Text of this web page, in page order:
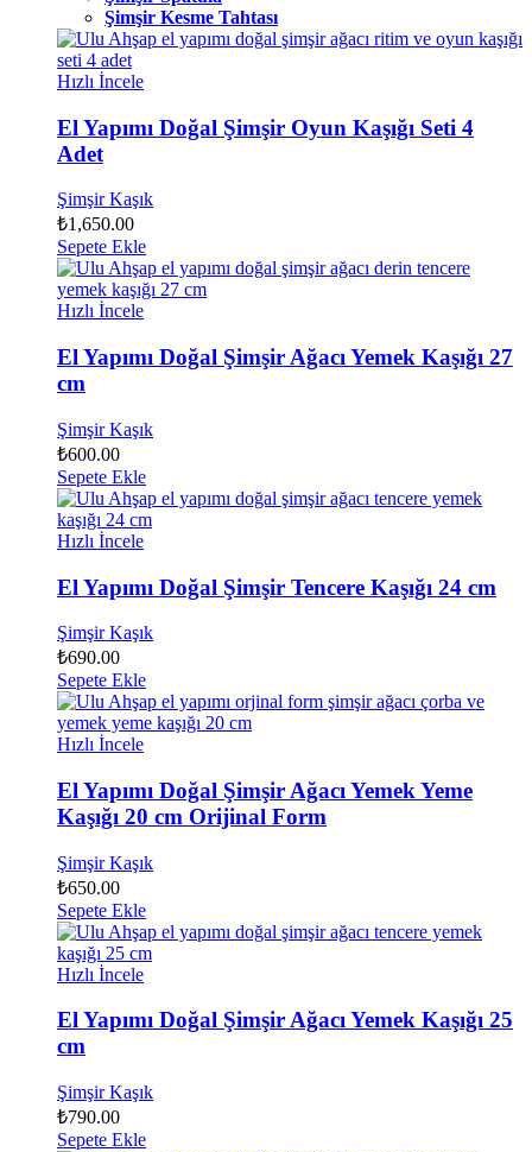
Şimşir Kesme Tahtası
Hızlı İncele
El Yapımı Doğal Şimşir Oyun Kaşığı Seti 4
Adet
Şimşir Kaşık
₺1,650.00
Sepete Ekle
Hızlı İncele
El Yapımı Doğal Şimşir Ağacı Yemek Kaşığı 27
cm
Şimşir Kaşık
₺600.00
Sepete Ekle
Hızlı İncele
El Yapımı Doğal Şimşir Tencere Kaşığı 24 cm
Şimşir Kaşık
₺690.00
Sepete Ekle
Hızlı İncele
El Yapımı Doğal Şimşir Ağacı Yemek Yeme
Kaşığı 20 cm Orijinal Form
Şimşir Kaşık
₺650.00
Sepete Ekle
Hızlı İncele
El Yapımı Doğal Şimşir Ağacı Yemek Kaşığı 25
cm
Şimşir Kaşık
₺790.00
Sepete Ekle